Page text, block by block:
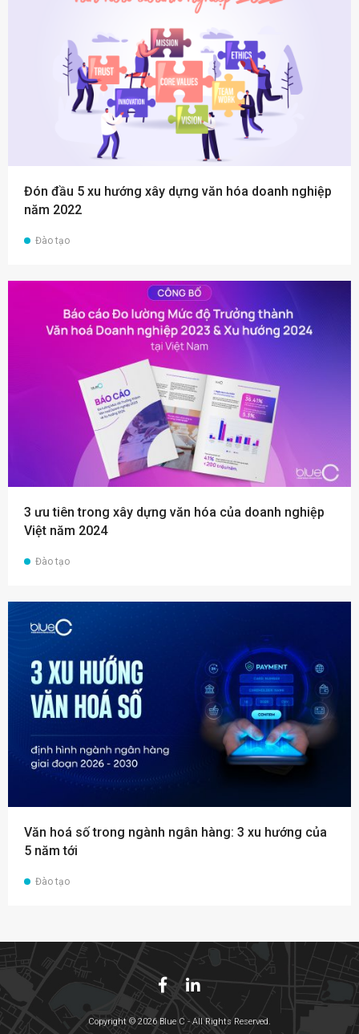
Đón đầu 5 xu hướng xây dựng văn hóa doanh nghiệp
năm 2022
Đào tạo
3 ưu tiên trong xây dựng văn hóa của doanh nghiệp
Việt năm 2024
Đào tạo
Văn hoá số trong ngành ngân hàng: 3 xu hướng của
5 năm tới
Đào tạo
Copyright © 2026 Blue C - All Rights Reserved.